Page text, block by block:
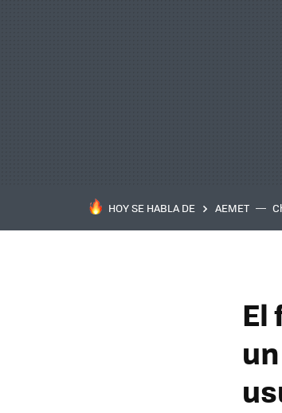
HOY SE HABLA DE AEMET
El